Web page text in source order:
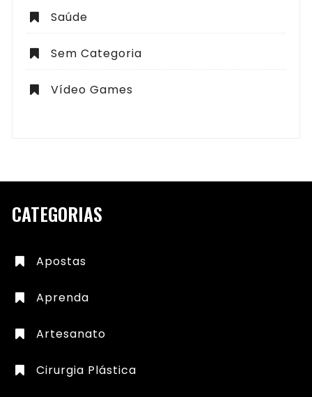
Saúde
Sem Categoria
Vídeo Games
CATEGORIAS
Apostas
Aprenda
Artesanato
Cirurgia Plástica